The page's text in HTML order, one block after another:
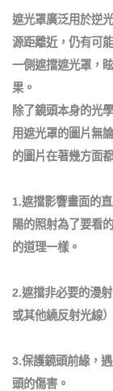
遮光罩廣泛用於逆
源距離近，仍有可
一側遮擋遮光罩，
果。
除了鏡頭本身的光
用遮光罩的圖片無
的圖片在著幾方面
1.遮擋影響畫面的
陽的照射為了要看
的道理一樣。
2.遮擋非必要的漫
或其他繞反射光線
3.保護鏡頭前緣，
頭的傷害。